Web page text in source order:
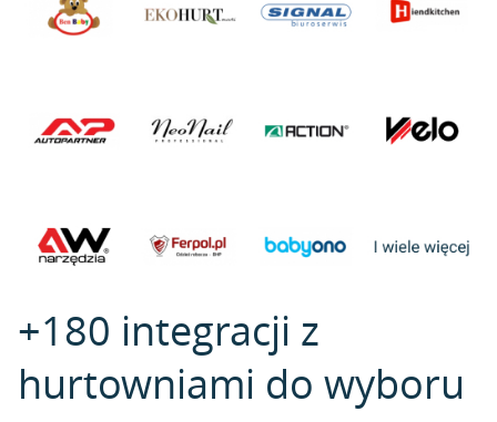
+180 integracji z
hurtowniami do wyboru